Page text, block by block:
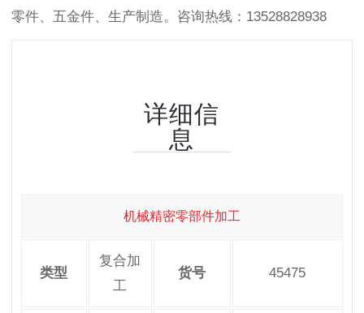
零件、五金件、生产制造。咨询热线：13528828938
详细信
息
机械精密零部件加工
类型
复合加
工
货号 45475